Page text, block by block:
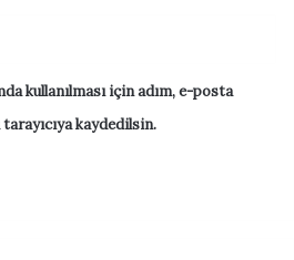
kullanılması için adım, e-posta
kaydedilsin.